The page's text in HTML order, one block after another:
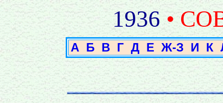
1936 •
А Б В Г Д Е Ж-З И К